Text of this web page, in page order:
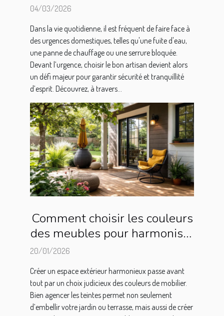
04/03/2026
Dans la vie quotidienne, il est fréquent de faire face à
des urgences domestiques, telles qu'une fuite d'eau,
une panne de chauffage ou une serrure bloquée.
Devant l’urgence, choisir le bon artisan devient alors
un défi majeur pour garantir sécurité et tranquillité
d’esprit. Découvrez, à travers...
Comment choisir les couleurs
des meubles pour harmoniser
votre espace extérieur ?
20/01/2026
Créer un espace extérieur harmonieux passe avant
tout par un choix judicieux des couleurs de mobilier.
Bien agencer les teintes permet non seulement
d’embellir votre jardin ou terrasse, mais aussi de créer